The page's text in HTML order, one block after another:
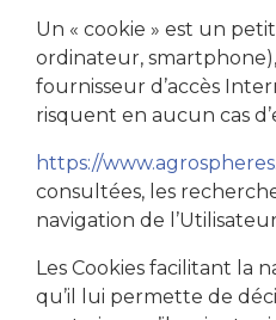
Un « cookie » est un
ordinateur,
fournisseur d’accès
risquent en aucun cas
https://
consultées, les
navigation de
Les Cookies facilitant la
qu’il lui permette de